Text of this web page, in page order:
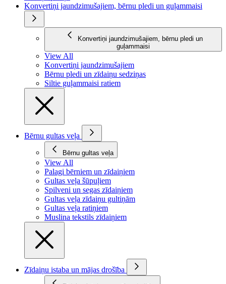
Konvertiņi jaundzimušajiem, bērnu pledi un guļammaisi
Konvertiņi jaundzimušajiem, bērnu pledi un
guļammaisi
View All
Konvertiņi jaundzimušajiem
Bērnu pledi un zīdaiņu sedziņas
Siltie guļammaisi ratiem
Bērnu gultas veļa
Bērnu gultas veļa
View All
Palagi bērniem un zīdaiņiem
Gultas veļa šūpuļiem
Spilveni un segas zīdaiņiem
Gultas veļa zīdaiņu gultiņām
Gultas veļa ratiņiem
Muslina tekstils zīdaiņiem
Zīdaiņu istaba un mājas drošība